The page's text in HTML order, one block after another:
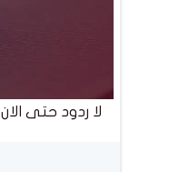
لا ردود حتى الان